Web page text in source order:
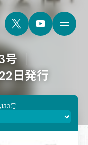
号 ｜
日発行
133号